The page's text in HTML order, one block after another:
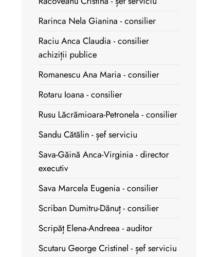
Rarinca Nela Gianina - consilier
Raciu Anca Claudia - consilier
achiziții publice
Romanescu Ana Maria - consilier
Rotaru Ioana - consilier
Rusu Lăcrămioara-Petronela - consilier
Sandu Cătălin - șef serviciu
Sava-Găină Anca-Virginia - director
executiv
Sava Marcela Eugenia - consilier
Scriban Dumitru-Dănuț - consilier
Scripăț Elena-Andreea - auditor
Scutaru George Cristinel - șef serviciu